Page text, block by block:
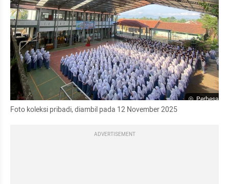
Perbesar
Foto koleksi pribadi, diambil pada 12 November 2025
ADVERTISEMENT